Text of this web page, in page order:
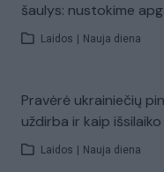
šaulys: nustokime
Laidos Nauja diena
Pravėrė ukrainiečių
uždirba ir kaip
Laidos Nauja diena